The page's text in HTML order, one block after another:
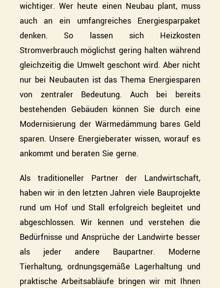
wichtiger. Wer heute einen Neubau plant, muss
auch an ein umfangreiches Energiesparpaket
denken. So lassen sich Heizkosten
Stromverbrauch möglichst gering halten während
gleichzeitig die Umwelt geschont wird. Aber nicht
nur bei Neubauten ist das Thema Energiesparen
von zentraler Bedeutung. Auch bei bereits
bestehenden Gebäuden können Sie durch eine
Modernisierung der Wärmedämmung bares Geld
sparen. Unsere Energieberater wissen, worauf es
ankommt und beraten Sie gerne.
Als traditioneller Partner der Landwirtschaft,
haben wir in den letzten Jahren viele Bauprojekte
rund um Hof und Stall erfolgreich begleitet und
abgeschlossen. Wir kennen und verstehen die
Bedürfnisse und Ansprüche der Landwirte besser
als jeder andere Baupartner. Moderne
Tierhaltung, ordnungsgemäße Lagerhaltung und
praktische Arbeitsabläufe bringen wir mit Ihnen